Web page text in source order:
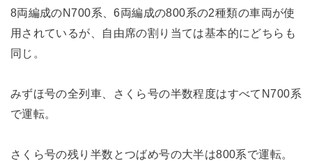
8両編成のN700系、6両編成の800系の2種類の車両が使
用されているが、自由席の割り当ては基本的にどちらも
同じ。
みずほ号の全列車、さくら号の半数程度はすべてN700系
で運転。
さくら号の残り半数とつばめ号の大半は800系で運転。